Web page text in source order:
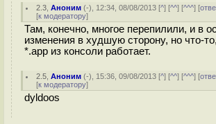
2.3 ,Аноним (-), 12:34, 08/08/2013 [^] [^^] [^^^] [
[к модератору]
Там, конечно, многое перепилили, и в
изменения в худшую сторону, но что-
*.app из консоли работает.
2.5 ,Аноним (-), 15:36, 09/08/2013 [^] [^^] [^^^] [
[к модератору]
dyldoos